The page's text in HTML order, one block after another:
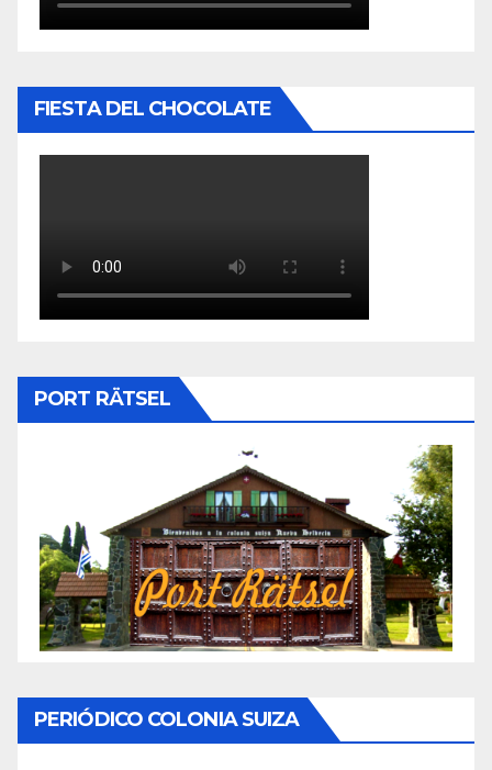
FIESTA DEL CHOCOLATE
PORT RÄTSEL
PERIÓDICO COLONIA SUIZA